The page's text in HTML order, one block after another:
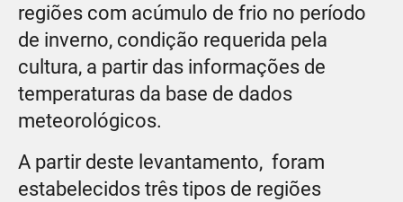
regiões com acúmulo de frio no período
de inverno, condição requerida pela
cultura, a partir das informações de
temperaturas da base de dados
meteorológicos.
A partir deste levantamento, foram
estabelecidos três tipos de regiões